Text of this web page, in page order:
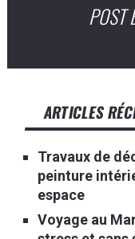
POST
ARTICLES
Travaux de
peinture
espace
Voyage au